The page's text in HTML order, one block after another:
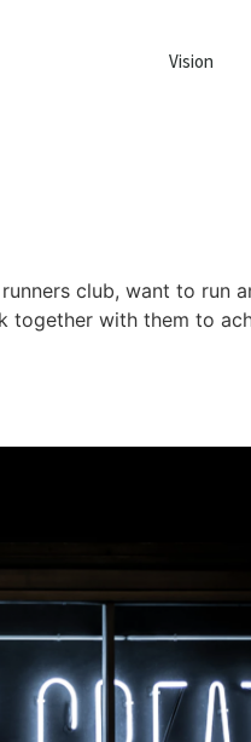
Vision
club, want to run
together with them to